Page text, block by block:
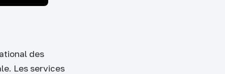
des
Les services